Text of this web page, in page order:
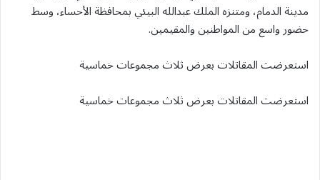
مدينة الدمام، ومتنزه الملك عبدالله البيئي بمحافظة الأحساء، وسط
حضور واسع من المواطنين والمقيمين.
استعرضت المقاتلات بعرض ثلاث مجموعات خماسية
استعرضت المقاتلات بعرض ثلاث مجموعات خماسية